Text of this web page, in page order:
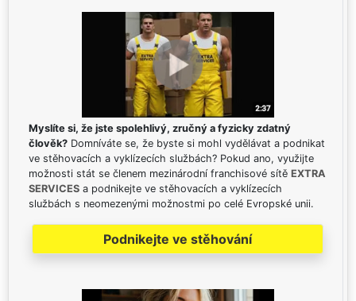
Myslíte si, že jste spolehlivý, zručný a fyzicky zdatný
člověk? Domníváte se, že byste si mohl vydělávat a podnikat
ve stěhovacích a vyklízecích službách? Pokud ano, využijte
možnosti stát se členem mezinárodní franchisové sítě EXTRA
SERVICES a podnikejte ve stěhovacích a vyklízecích
službách s neomezenými možnostmi po celé Evropské unii.
Podnikejte ve stěhování